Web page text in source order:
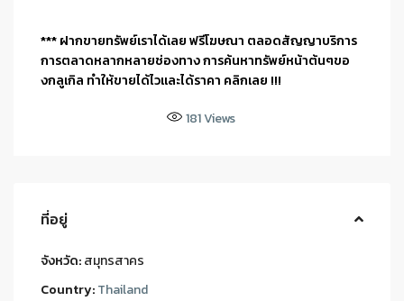
*** ฝากขายทรัพย์เราได้เลย ฟรีโฆษณา ตลอดสัญญาบริการ
การตลาดหลากหลายช่องทาง การค้นหาทรัพย์หน้าต้นๆขอ
งกลูเกิล ทำให้ขายได้ไวและได้ราคา คลิกเลย !!!
181Views
ที่อยู่
จังหวัด:สมุทรสาคร
Country:Thailand